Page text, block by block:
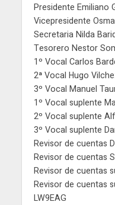
Presidente Emiliano
Vicepresidente
Secretaria Nilda
Tesorero Nestor
1º Vocal Carlos
2ª Vocal Hugo
3º Vocal Manuel
1º Vocal suplente
2º Vocal suplente
3º Vocal suplente
Revisor de cuentas
Revisor de cuentas
Revisor de cuentas
Revisor de cuentas
LW9EAG